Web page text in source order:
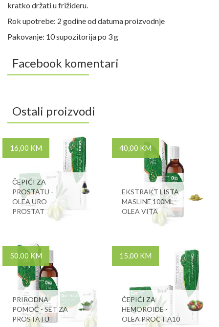
kratko držati u frižideru.
Rok upotrebe: 2 godine od datuma proizvodnje
Pakovanje: 10 supozitorija po 3 g
Facebook komentari
Ostali proizvodi
16,00 KM
ČEPIĆI ZA
PROSTATU -
OLEA URO
PROSTAT
40,00 KM
EKSTRAKT LISTA
MASLINE 100ML -
OLEA VITA
50,00 KM
PRIRODNA
POMOĆ - SET ZA
PROSTATU
15,00 KM
ČEPIĆI ZA
HEMOROIDE -
OLEA PROCT A10